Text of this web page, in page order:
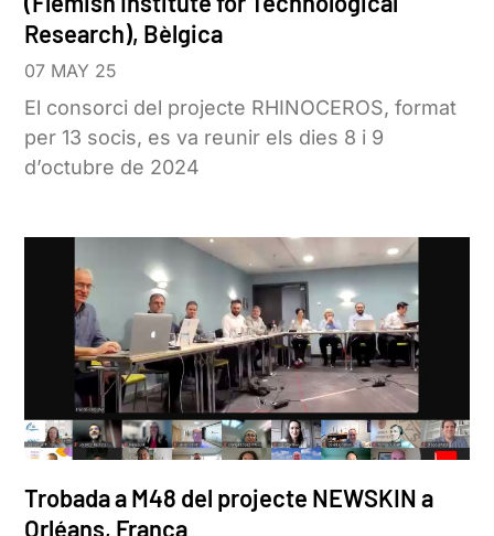
Research), Bèlgica
07 MAY 25
El consorci del projecte RHINOCEROS, format
per 13 socis, es va reunir els dies 8 i 9
d’octubre de 2024
Trobada a M48 del projecte NEWSKIN a
Orléans, França